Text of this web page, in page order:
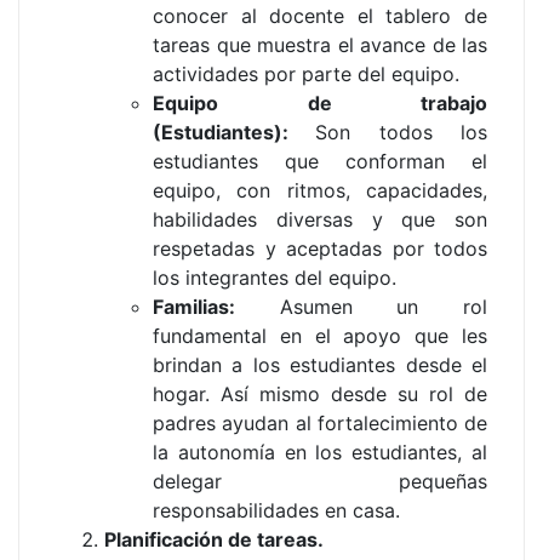
conocer al docente el tablero de
tareas que muestra el avance de las
actividades por parte del equipo.
Equipo de trabajo
(Estudiantes): Son todos los
estudiantes que conforman el
equipo, con ritmos, capacidades,
habilidades diversas y que son
respetadas y aceptadas por todos
los integrantes del equipo.
Familias: Asumen un rol
fundamental en el apoyo que les
brindan a los estudiantes desde el
hogar. Así mismo desde su rol de
padres ayudan al fortalecimiento de
la autonomía en los estudiantes, al
delegar pequeñas
responsabilidades en casa.
Planificación de tareas.